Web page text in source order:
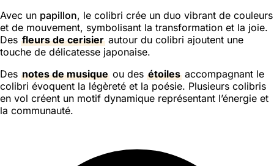
Avec un papillon, le colibri crée un duo vibrant de couleurs
et de mouvement, symbolisant la transformation et la joie.
Des fleurs de cerisier autour du colibri ajoutent une
touche de délicatesse japonaise.
Des notes de musique ou des étoiles accompagnant le
colibri évoquent la légèreté et la poésie. Plusieurs colibris
en vol créent un motif dynamique représentant l’énergie et
la communauté.